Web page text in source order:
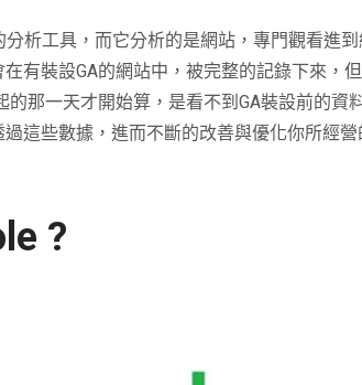
分析工具，而它分析的是網站，專門觀看進
在有裝設GA的網站中，被完整的記錄下來，
的那一天才開始算，是看不到GA裝設前的資
這些數據，進而不斷的改善與優化你所經營
?